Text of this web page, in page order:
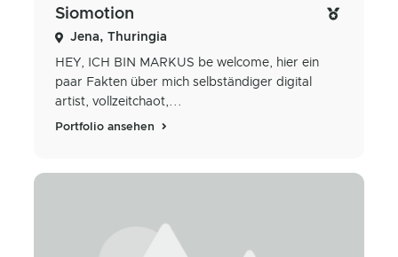
Siomotion
Jena, Thuringia
HEY, ICH BIN MARKUS be welcome, hier ein
paar Fakten über mich selbständiger digital
artist, vollzeitchaot,...
Portfolio ansehen